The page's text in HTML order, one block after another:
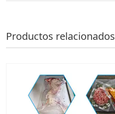
Productos relacionados